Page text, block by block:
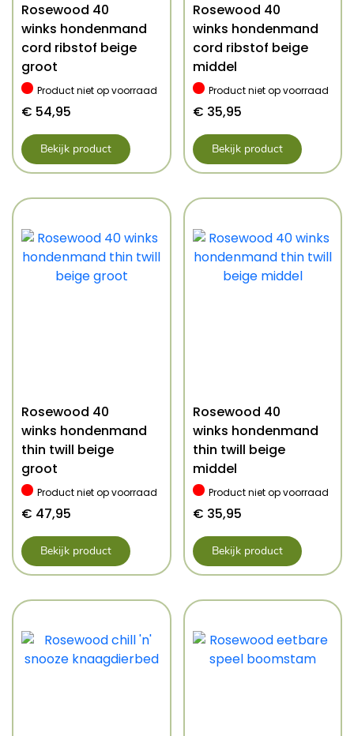
Rosewood 40
winks hondenmand
cord ribstof beige
groot
Product niet op voorraad
€ 54,95
Bekijk product
Rosewood 40
winks hondenmand
cord ribstof beige
middel
Product niet op voorraad
€ 35,95
Bekijk product
Rosewood 40
winks hondenmand
thin twill beige
groot
Product niet op voorraad
€ 47,95
Bekijk product
Rosewood 40
winks hondenmand
thin twill beige
middel
Product niet op voorraad
€ 35,95
Bekijk product